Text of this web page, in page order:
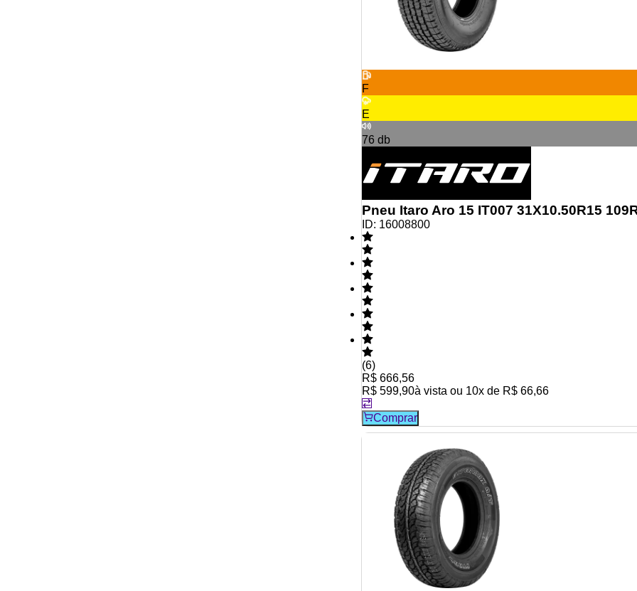
F
E
76 db
Pneu Itaro Aro 15 IT007 31X10.50R15
ID: 16008800
(6)
R$ 666,56
R$ 599,90à vista ou 10x de R$ 66,66
Comprar